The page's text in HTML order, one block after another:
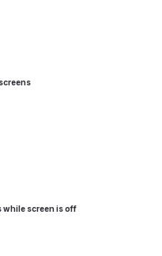
while screen is off